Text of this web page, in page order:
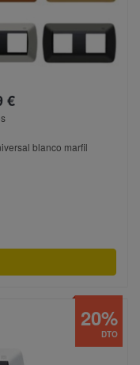
€
blanco marfil
DTO
20%